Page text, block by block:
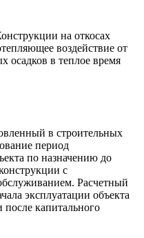
на откосах
воздействие от
осадков в теплое время
в строительных
период
по назначению до
с
Расчетный
эксплуатации объекта
после капитального